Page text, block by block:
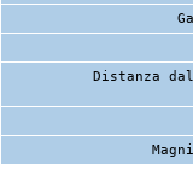
Distanza